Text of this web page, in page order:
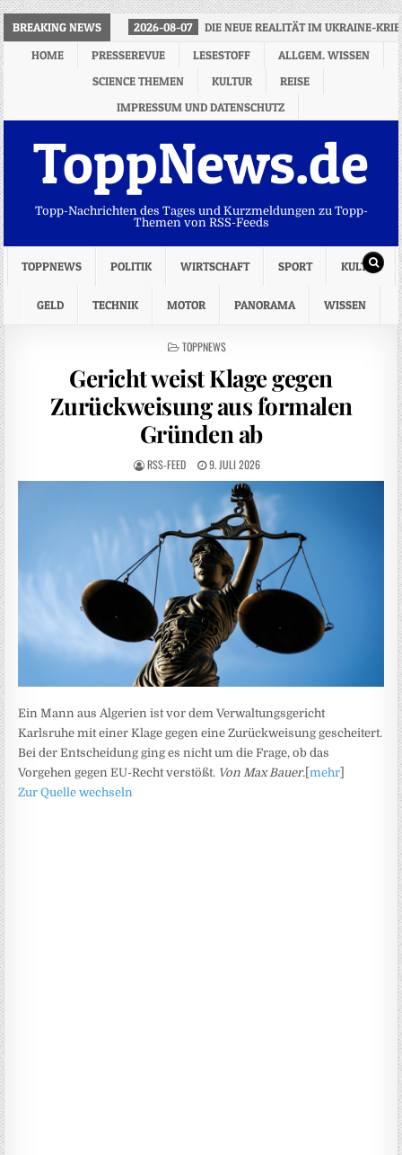
BREAKING NEWS 2026-08-07
DIE NEUE REALITÄT IM UKRAINE-
HOME
PRESSEREVUE LESESTOFF
ALLGEM. WISSEN
SCIENCE THEMEN
KULTUR
REISE
IMPRESSUM UND DATENSCHUTZ
ToppNews.de
Topp-Nachrichten des Tages und Kurzmeldungen zu Topp-
Themen von RSS-Feeds
TOPPNEWS POLITIK WIRTSCHAFT SPORT KULTUR
GELD TECHNIK MOTOR PANORAMA WISSEN
POSTED
TOPPNEWS
Gericht weist Klage gegen
Zurückweisung aus formalen
Gründen ab
RSS-FEED 9. JULI 2026
Ein Mann aus Algerien ist vor dem Verwaltungsgericht
Karlsruhe mit einer Klage gegen eine Zurückweisung gescheitert.
Bei der Entscheidung ging es nicht um die Frage, ob das
Vorgehen gegen EU-Recht verstößt. Von Max Bauer. [mehr
Zur Quelle wechseln